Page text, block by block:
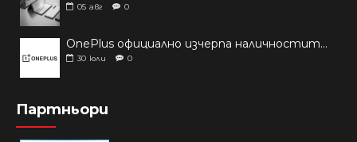
05 авг 0
OnePlus официално изчерпа наличностите си от телефони на основни пазари
30 юли 0
Партньори